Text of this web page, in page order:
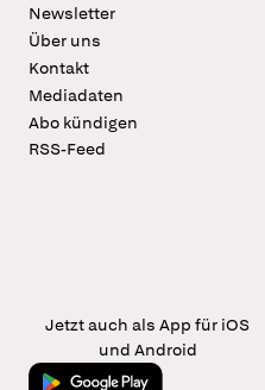
Newsletter
Über uns
Kontakt
Mediadaten
Abo kündigen
RSS-Feed
Jetzt auch als App für iOS
und Android
Jetzt bei Google Play